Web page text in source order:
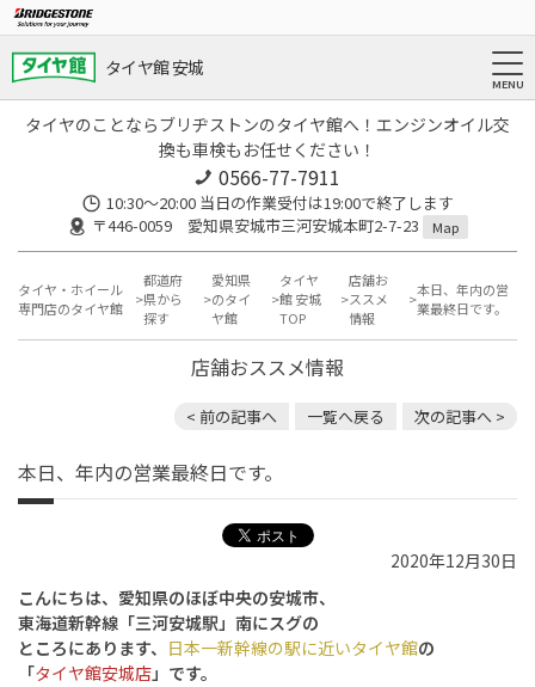
タイヤ館 安城
タイヤのことならブリヂストンのタイヤ館へ！エンジンオイル交
換も車検もお任せください！
0566-77-7911
10:30〜20:00 当日の作業受付は19:00で終了します
〒446-0059 愛知県安城市三河安城本町2-7-23
Map
タイヤ・ホイール
専門店のタイヤ館
都道府
県から
探す
愛知県
のタイ
ヤ館
タイヤ
館 安城
TOP
店舗お
ススメ
情報
本日、年内の営
業最終日です。
店舗おススメ情報
< 前の記事へ 一覧へ戻る 次の記事へ >
本日、年内の営業最終日です。
2020年12月30日
こんにちは、愛知県のほぼ中央の安城市、
東海道新幹線「三河安城駅」南にスグの
ところにあります、 日本一新幹線の駅に近いタイヤ館の
「タイヤ館安城店」です。